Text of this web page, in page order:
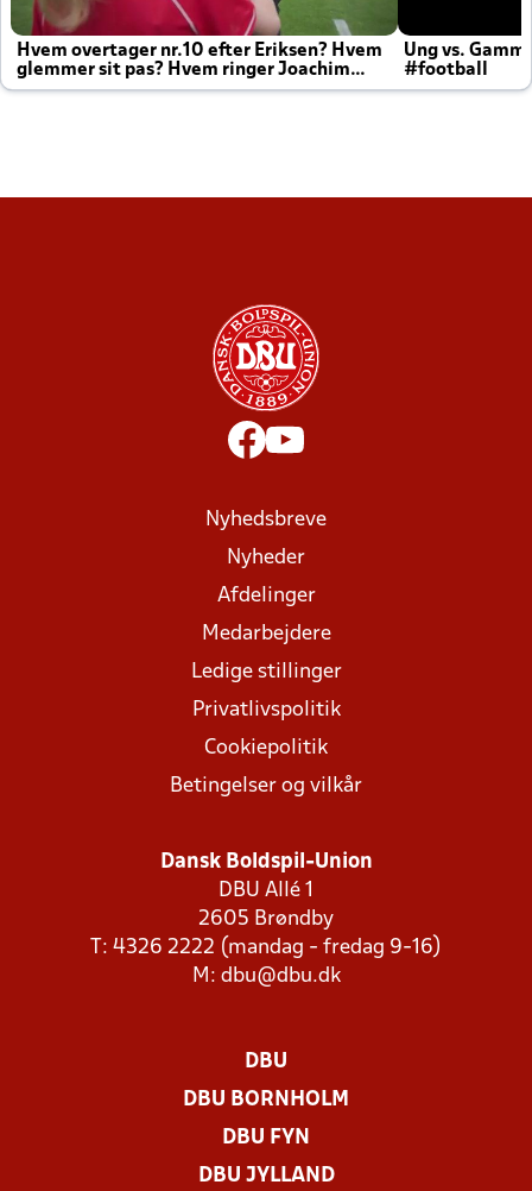
Hvem overtager nr.10 efter Eriksen? Hvem
glemmer sit pas? Hvem ringer Joachim
altid til efter kampe?
Ung vs.
#football
Nyhedsbreve
Nyheder
Afdelinger
Medarbejdere
Ledige stillinger
Privatlivspolitik
Cookiepolitik
Betingelser og vilkår
Dansk Boldspil-Union
DBU Allé 1
2605 Brøndby
T: 4326 2222 (mandag - fredag 9-16)
M: dbu@dbu.dk
DBU
DBU BORNHOLM
DBU FYN
DBU JYLLAND